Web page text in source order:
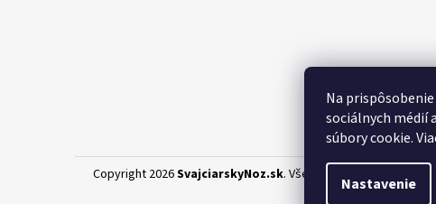
Na
sociálnych médií
súbory cookie.
Nastavenie
Copyright 2026SvajciarskyNoz.sk. Všetky práva vyhradené.